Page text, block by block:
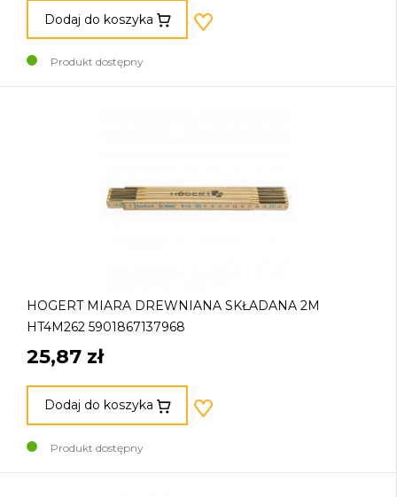
Dodaj do koszyka
Produkt dostępny
HOGERT MIARA DREWNIANA SKŁADANA 2M
HT4M262 5901867137968
25,87 zł
Dodaj do koszyka
Produkt dostępny